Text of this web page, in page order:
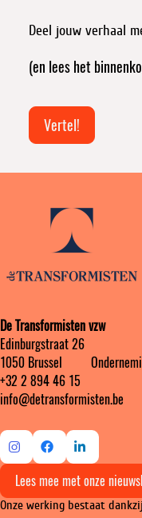
waaromDeel jouw verhaal
(en lees het
Vertel!
De Transformisten vzw
Edinburgstraat 26
1050 Brussel
+32 2 894 46 15
info@detransformisten.be
Ga
naar
Instagram
naar
Facebook
Ga
naar
LinkedIn
Lees mee met onze
Onze werking bestaat